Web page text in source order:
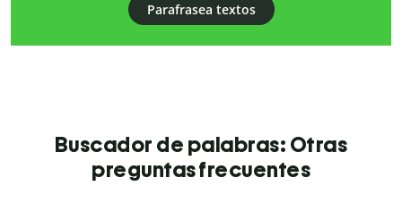
Parafrasea textos
Buscador de palabras: Otras
preguntas frecuentes